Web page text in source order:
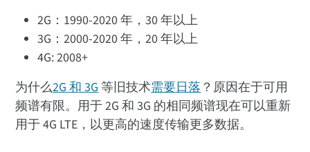
2G：1990-2020 年，30 年以上
3G：2000-2020 年，20 年以上
4G: 2008+
为什么2G 和 3G 等旧技术需要日落 ？原因在于可用
频谱有限。用于 2G 和 3G 的相同频谱现在可以重新
用于 4G LTE，以更高的速度传输更多数据。